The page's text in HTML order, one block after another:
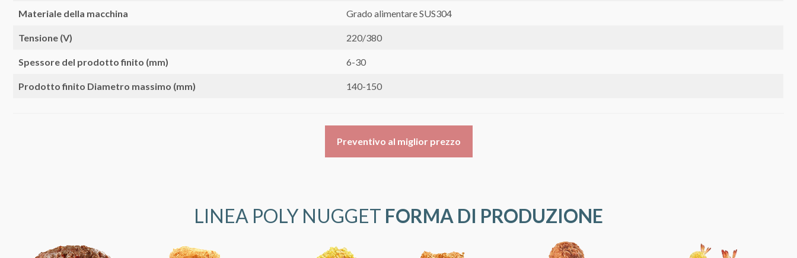
Materiale della macchina Grado alimentare SUS304
Tensione (V) 220/380
Spessore del prodotto finito (mm) 6-30
Prodotto finito Diametro massimo (mm) 140-150
Preventivo al miglior prezzo
LINEA POLY NUGGET FORMA DI PRODUZIONE